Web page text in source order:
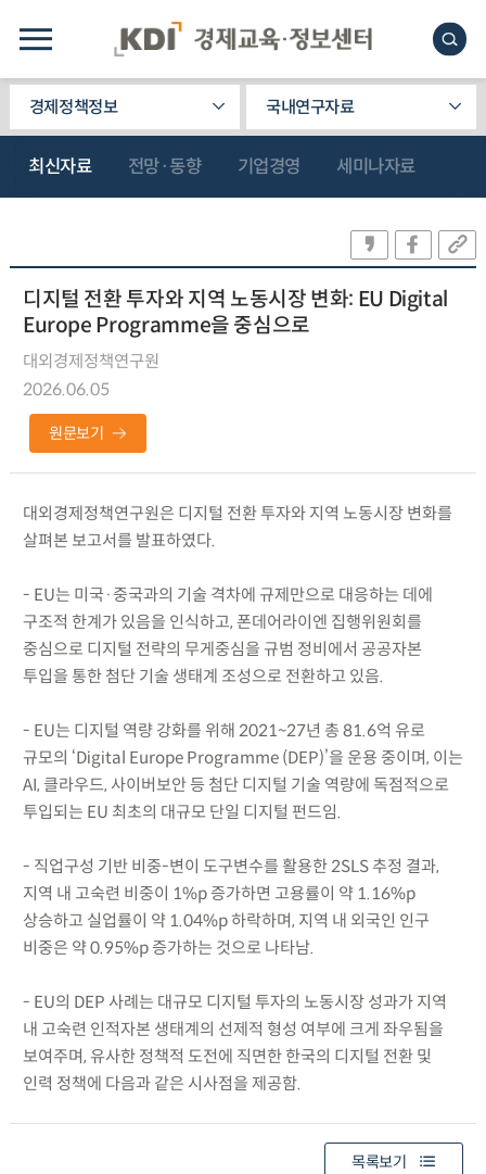
경제정책정보 국내연구자료
최신자료 전망·동향 기업경영 세미나자료
디지털 전환 투자와 지역 노동시장 변화: EU Digital
Europe Programme을 중심으로
대외경제정책연구원
2026.06.05
원문보기
대외경제정책연구원은 디지털 전환 투자와 지역 노동시장 변화를
살펴본 보고서를 발표하였다.
- EU는 미국·중국과의 기술 격차에 규제만으로 대응하는 데에
구조적 한계가 있음을 인식하고, 폰데어라이엔 집행위원회를
중심으로 디지털 전략의 무게중심을 규범 정비에서 공공자본
투입을 통한 첨단 기술 생태계 조성으로 전환하고 있음.
- EU는 디지털 역량 강화를 위해 2021~27년 총 81.6억 유로
규모의 ‘Digital Europe Programme (DEP)’을 운용 중이며, 이는
AI, 클라우드, 사이버보안 등 첨단 디지털 기술 역량에 독점적으로
투입되는 EU 최초의 대규모 단일 디지털 펀드임.
- 직업구성 기반 비중-변이 도구변수를 활용한 2SLS 추정 결과,
지역 내 고숙련 비중이 1%p 증가하면 고용률이 약 1.16%p
상승하고 실업률이 약 1.04%p 하락하며, 지역 내 외국인 인구
비중은 약 0.95%p 증가하는 것으로 나타남.
- EU의 DEP 사례는 대규모 디지털 투자의 노동시장 성과가 지역
내 고숙련 인적자본 생태계의 선제적 형성 여부에 크게 좌우됨을
보여주며, 유사한 정책적 도전에 직면한 한국의 디지털 전환 및
인력 정책에 다음과 같은 시사점을 제공함.
목록보기